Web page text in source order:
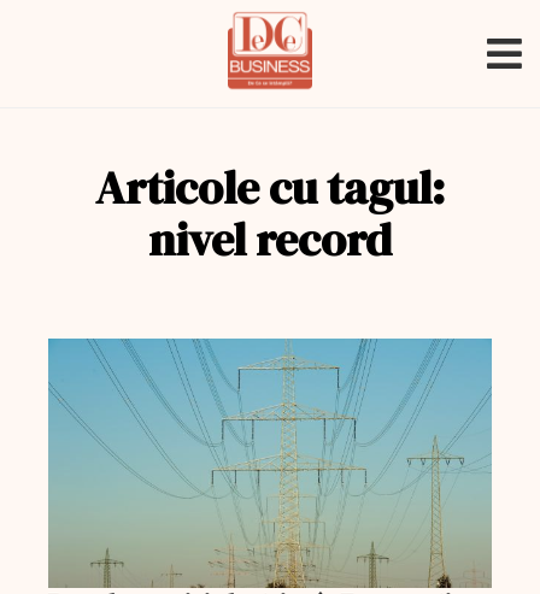
Articole cu tagul:
nivel record